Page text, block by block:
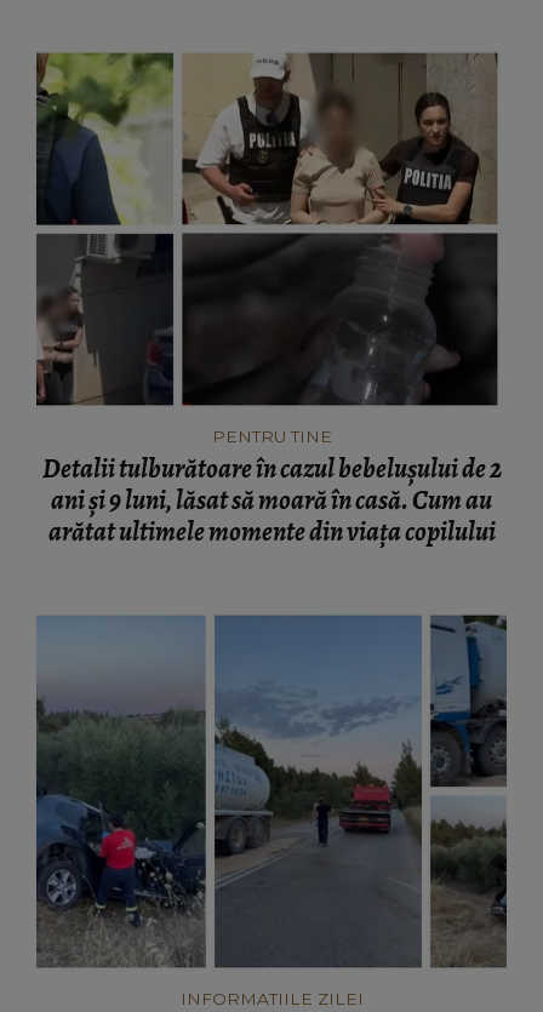
PENTRU TINE
Detalii tulburătoare în cazul bebelușului de 2
ani și 9 luni, lăsat să moară în casă. Cum au
arătat ultimele momente din viața copilului
INFORMATIILE ZILEI